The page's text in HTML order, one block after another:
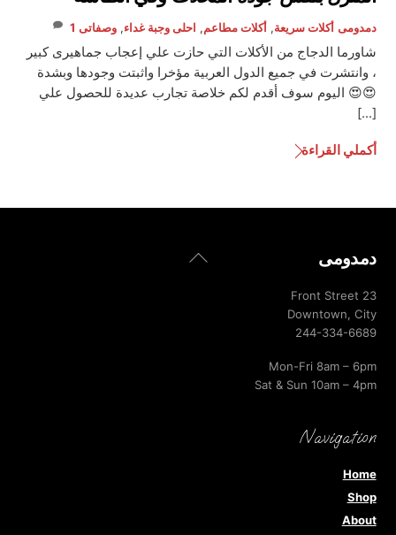
دمدومى أكلات سريعة,أكلات مطاعم, احلى وجبة غداء,وصفاتى 1
شاورما الدجاج من الأكلات التي حازت علي إعجاب جماهيرى كبير
، وانتشرت في جميع الدول العربية مؤخرا واثبتت وجودها وبشدة
😍😍 اليوم سوف أقدم لكم خلاصة تجارب عديدة للحصول علي
[…]
أكملي القراءة
Back
دمدومى
23 Front Street
Downtown, City
244-334-6689
Mon-Fri 8am – 6pm
Sat & Sun 10am – 4pm
Navigation
Home
Shop
About